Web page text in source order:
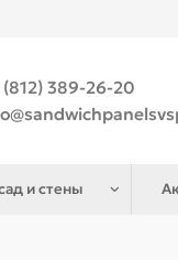
(812) 389-26-20
и стены